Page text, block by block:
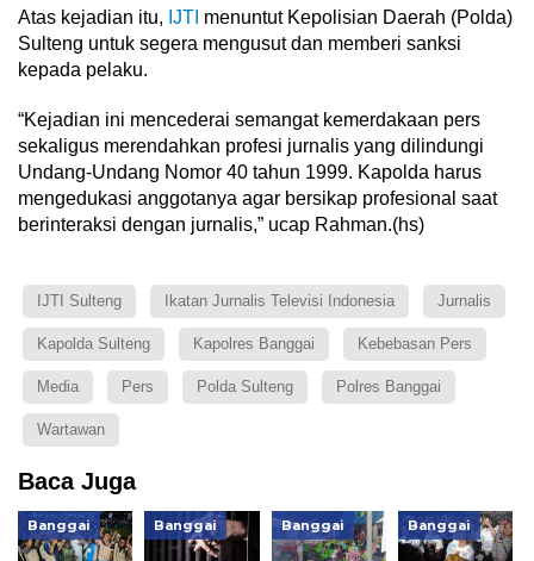
Atas kejadian itu, IJTI menuntut Kepolisian Daerah (Polda)
Sulteng untuk segera mengusut dan memberi sanksi
kepada pelaku.
“Kejadian ini mencederai semangat kemerdakaan pers
sekaligus merendahkan profesi jurnalis yang dilindungi
Undang-Undang Nomor 40 tahun 1999. Kapolda harus
mengedukasi anggotanya agar bersikap profesional saat
berinteraksi dengan jurnalis,” ucap Rahman.(hs)
IJTI Sulteng Ikatan Jurnalis Televisi Indonesia Jurnalis
Kapolda Sulteng Kapolres Banggai Kebebasan Pers
Media Pers Polda Sulteng Polres Banggai
Wartawan
Baca Juga
Banggai Banggai Banggai Banggai